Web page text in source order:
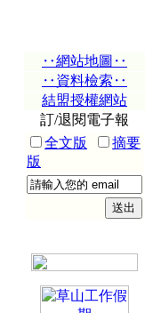
‥網站地圖‥
‥資料檢索‥
結盟授權網站
訂/退閱電子報
全文版
摘要
版